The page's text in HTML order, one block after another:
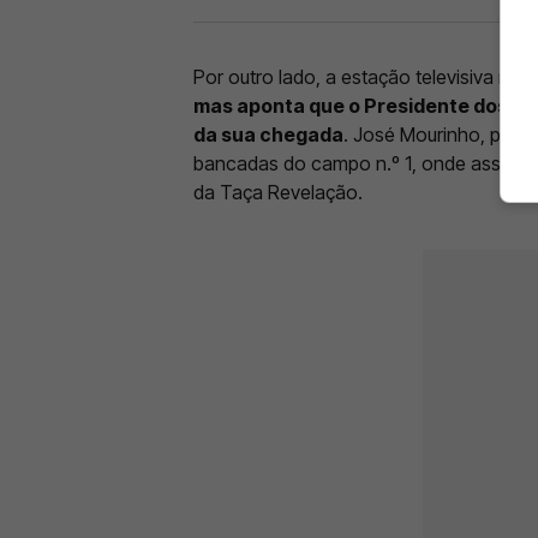
Por outro lado, a estação televisiva
mas aponta que o Presidente dos
da sua chegada. José Mourinho, por
bancadas do campo n.º 1, onde
da Taça Revelação.